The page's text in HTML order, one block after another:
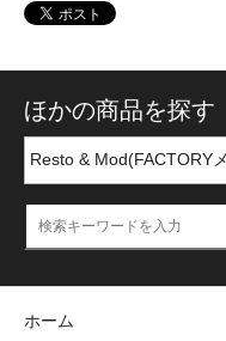
ほかの商品を探す
ホーム